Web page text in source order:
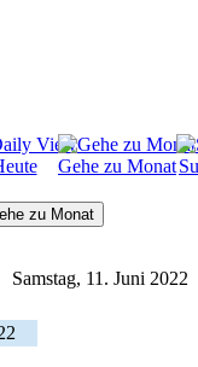
Gehe zu Monat
zu Monat
Samstag, 11. Juni 2022